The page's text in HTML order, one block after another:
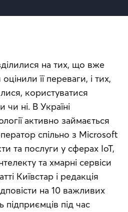
на тих, що вже
її переваги, і тих,
користуватися
ні. В Україні
активно займається
спільно з Microsoft
та послуги у сферах IoT,
та хмарні сервіси
Київстар і редакція
на 10 важливих
підприємців під час